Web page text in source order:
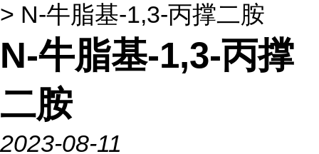
> N-牛脂基-1,3-丙撑二胺
N-牛脂基-1,3-丙撑
二胺
2023-08-11